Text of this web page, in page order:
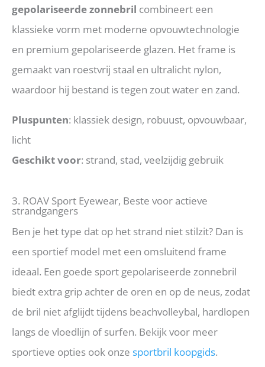
gepolariseerde zonnebril combineert een
klassieke vorm met moderne opvouwtechnologie
en premium gepolariseerde glazen. Het frame is
gemaakt van roestvrij staal en ultralicht nylon,
waardoor hij bestand is tegen zout water en zand.
Pluspunten: klassiek design, robuust, opvouwbaar,
licht
Geschikt voor: strand, stad, veelzijdig gebruik
3. ROAV Sport Eyewear, Beste voor actieve
strandgangers
Ben je het type dat op het strand niet stilzit? Dan is
een sportief model met een omsluitend frame
ideaal. Een goede sport gepolariseerde zonnebril
biedt extra grip achter de oren en op de neus, zodat
de bril niet afglijdt tijdens beachvolleybal, hardlopen
langs de vloedlijn of surfen. Bekijk voor meer
sportieve opties ook onze sportbril koopgids.